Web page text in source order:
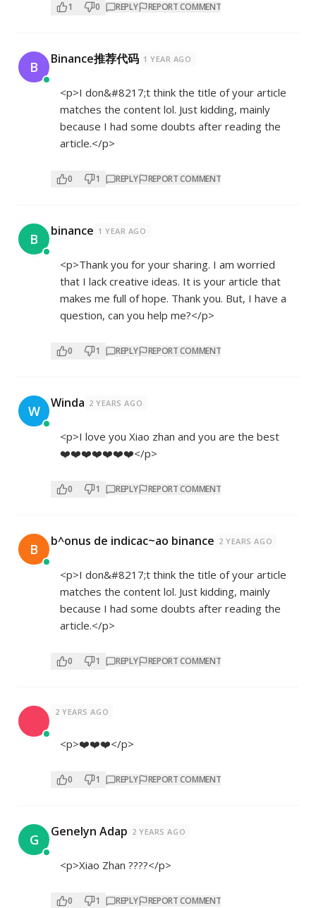
1 0 REPLY REPORT COMMENT
B Binance推荐代码 1 YEAR AGO
<p>I don&#8217;t think the title of your article
matches the content lol. Just kidding, mainly
because I had some doubts after reading the
article.</p>
0 1 REPLY REPORT COMMENT
B binance 1 YEAR AGO
<p>Thank you for your sharing. I am worried
that I lack creative ideas. It is your article that
makes me full of hope. Thank you. But, I have a
question, can you help me?</p>
0 1 REPLY REPORT COMMENT
W Winda 2 YEARS AGO
<p>I love you Xiao zhan and you are the best
❤️❤️❤️❤️❤️❤️❤️</p>
0 1 REPLY REPORT COMMENT
B b^onus de indicac~ao binance 2 YEARS AGO
<p>I don&#8217;t think the title of your article
matches the content lol. Just kidding, mainly
because I had some doubts after reading the
article.</p>
0 1 REPLY REPORT COMMENT
2 YEARS AGO
<p>❤️❤️❤️</p>
0 1 REPLY REPORT COMMENT
G Genelyn Adap 2 YEARS AGO
<p>Xiao Zhan ????</p>
0 1 REPLY REPORT COMMENT